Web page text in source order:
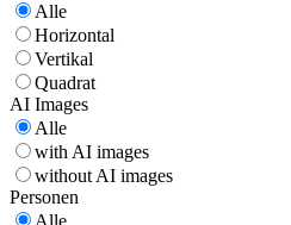
Alle
Horizontal
Vertikal
Quadrat
AI Images
Alle
with AI images
without AI images
Personen